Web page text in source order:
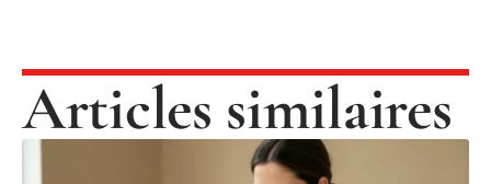
Articles similaires